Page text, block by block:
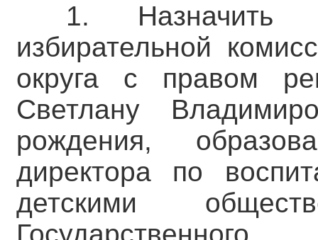
1. Назначить
избирательной
округа с правом
Светлану
рождения,
директора по
детскими